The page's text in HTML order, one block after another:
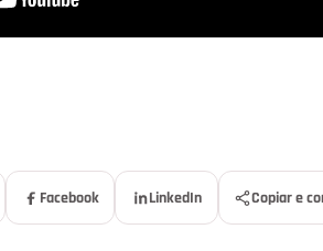
Facebook LinkedIn Copiar e